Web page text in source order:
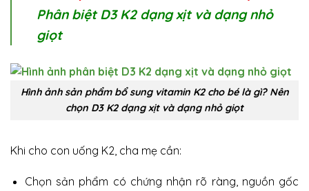
Phân biệt D3 K2 dạng xịt và dạng nhỏ
giọt
Hình ảnh sản phẩm bổ sung vitamin K2 cho bé là gì? Nên
chọn D3 K2 dạng xịt và dạng nhỏ giọt
Khi cho con uống K2, cha mẹ cần:
Chọn sản phẩm có chứng nhận rõ ràng, nguồn gốc